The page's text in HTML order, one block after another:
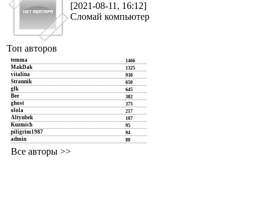
[2021-08-11, 16:12]
Сломай компьютер
Топ авторов
temma 1466
MakDak 1325
vitalina 930
Strannik 650
glk 645
Bee 382
ghost 375
olola 217
Altynbek 107
Kuzmich 95
piligrim1987 94
admin 88
Все авторы >>